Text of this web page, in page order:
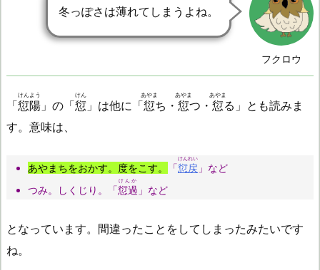
フクロウ
冬っぽさは薄れてしまうよね。
「愆陽
けんよう
」の「愆
けん
」は他に「愆
あやま
ち・ 愆
あやま
つ・ 愆
あやま
る」とも読みま
す。意味は、
あやまちをおかす。度をこす。 「愆戻
けんれい
」など
つみ。しくじり。「愆過
けんか
」など
となっています。間違ったことをしてしまったみたいです
ね。